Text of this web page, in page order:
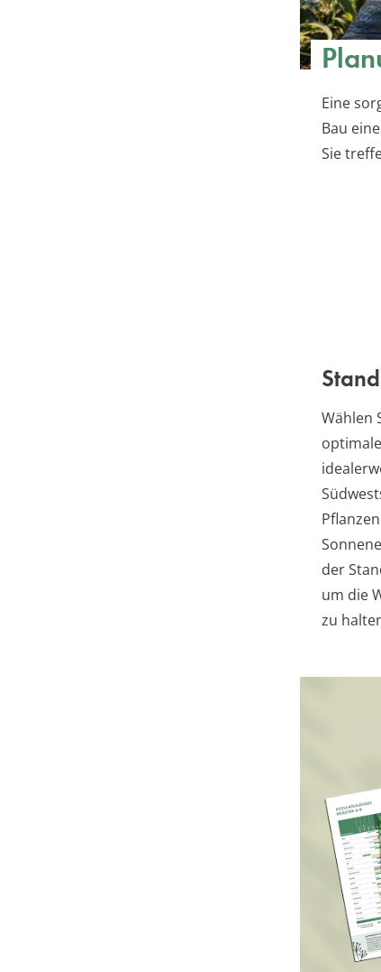
Eine
Bau
Sie
Wählen
der
um die
zu